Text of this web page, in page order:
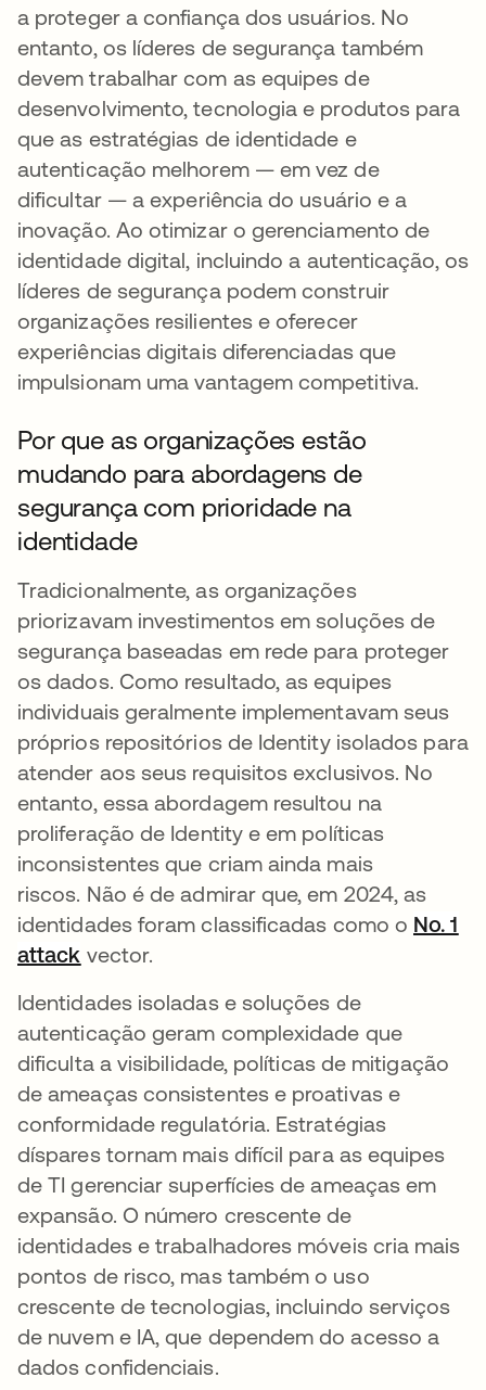
a proteger a confiança dos usuários. No
entanto, os líderes de segurança também
devem trabalhar com as equipes de
desenvolvimento, tecnologia e produtos para
que as estratégias de identidade e
autenticação melhorem — em vez de
dificultar — a experiência do usuário e a
inovação. Ao otimizar o gerenciamento de
identidade digital, incluindo a autenticação, os
líderes de segurança podem construir
organizações resilientes e oferecer
experiências digitais diferenciadas que
impulsionam uma vantagem competitiva.
Por que as organizações estão
mudando para abordagens de
segurança com prioridade na
identidade
Tradicionalmente, as organizações
priorizavam investimentos em soluções de
segurança baseadas em rede para proteger
os dados. Como resultado, as equipes
individuais geralmente implementavam seus
próprios repositórios de Identity isolados para
atender aos seus requisitos exclusivos. No
entanto, essa abordagem resultou na
proliferação de Identity e em políticas
inconsistentes que criam ainda mais
riscos. Não é de admirar que, em 2024, as
identidades foram classificadas como o No. 1
attack abre em uma nova guia
vector.
Identidades isoladas e soluções de
autenticação geram complexidade que
dificulta a visibilidade, políticas de mitigação
de ameaças consistentes e proativas e
conformidade regulatória. Estratégias
díspares tornam mais difícil para as equipes
de TI gerenciar superfícies de ameaças em
expansão. O número crescente de
identidades e trabalhadores móveis cria mais
pontos de risco, mas também o uso
crescente de tecnologias, incluindo serviços
de nuvem e IA, que dependem do acesso a
dados confidenciais.